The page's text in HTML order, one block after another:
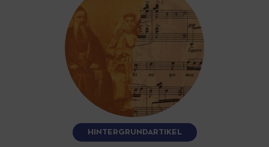
HINTERGRUNDARTIKEL